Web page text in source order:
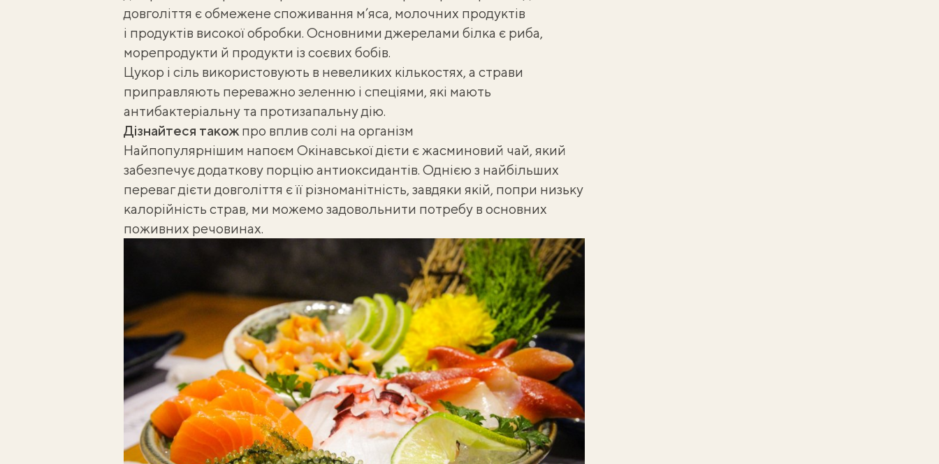
довголіття є обмежене споживання м’яса, молочних продуктів
і продуктів високої обробки. Основними джерелами білка є риба,
морепродукти й продукти із соєвих бобів.
Цукор і сіль використовують в невеликих кількостях, а страви
приправляють переважно зеленню і спеціями, які мають
антибактеріальну та протизапальну дію.
Дізнайтеся такожпро вплив солі на організм
Найпопулярнішим напоєм Окінавської дієти є жасминовий чай, який
забезпечує додаткову порцію антиоксидантів. Однією з найбільших
переваг дієти довголіття є її різноманітність, завдяки якій, попри низьку
калорійність страв, ми можемо задовольнити потребу в основних
поживних речовинах.